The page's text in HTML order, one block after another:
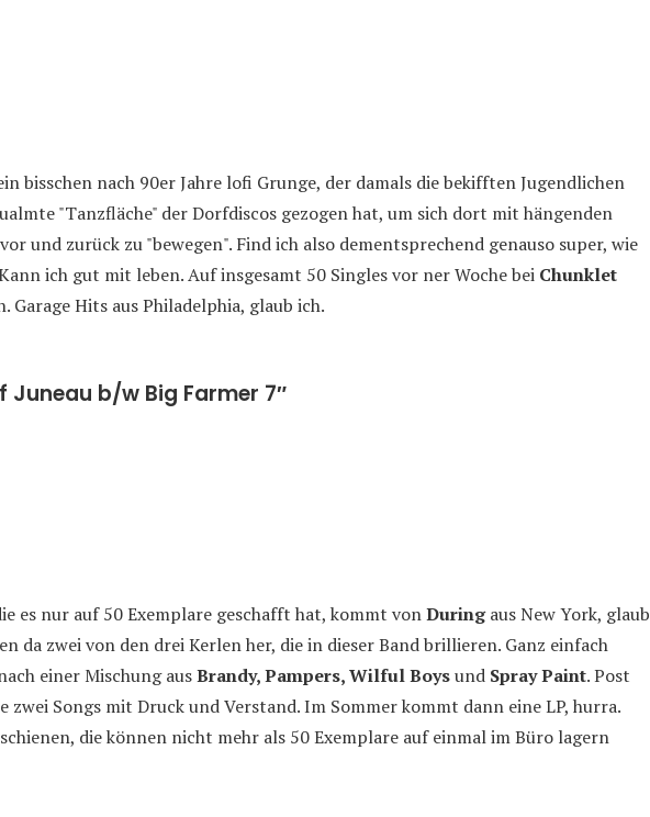
bisschen nach 90er Jahre lofi Grunge, der damals die bekifften Jugendlichen
"Tanzfläche" der Dorfdiscos gezogen hat, um sich dort mit hängenden
und zurück zu "bewegen". Find ich also dementsprechend genauso super, wie
ich gut mit leben. Auf insgesamt 50 Singles vor ner Woche bei Chunklet
Garage Hits aus Philadelphia, glaub ich.
Juneau b/w Big Farmer 7″
es nur auf 50 Exemplare geschafft hat, kommt vonDuringaus New York, glaub
da zwei von den drei Kerlen her, die in dieser Band brillieren. Ganz einfach
einer Mischung ausBrandy, Pampers, Wilful Boysund Spray Paint. Post
zwei Songs mit Druck und Verstand. Im Sommer kommt dann eine LP, hurra.
die können nicht mehr als 50 Exemplare auf einmal im Büro lagern